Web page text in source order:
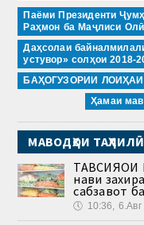
Паёми Президенти
Раҳмон ба Маҷлиси Олӣ
Даҳсолаи
устувор» солҳои 2018-
БАҲОГУЗОРИИ
Ҳамаи
МАВОДҲОИ ТАҲЛИЛӢ
нави
сабзавот
🕔 10:36,